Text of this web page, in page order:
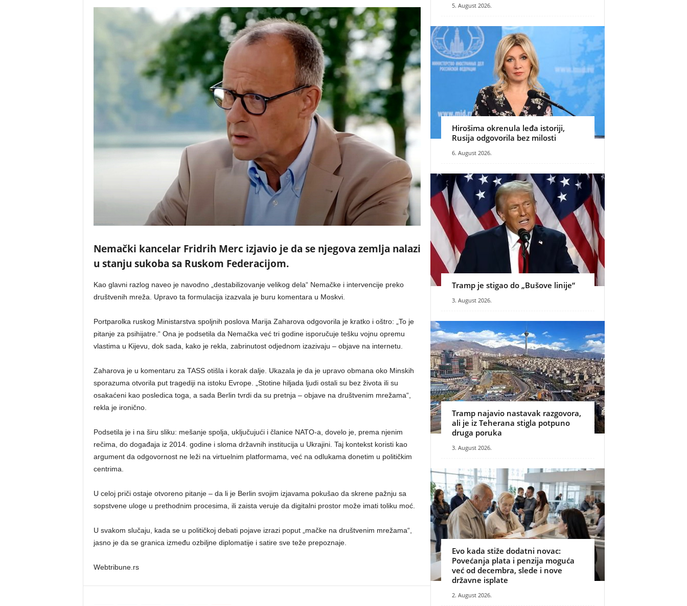
Nemački kancelar Fridrih Merc izjavio je da se njegova zemlja nalazi
u stanju sukoba sa Ruskom Federacijom.
Kao glavni razlog naveo je navodno „destabilizovanje velikog dela“ Nemačke i intervencije preko
društvenih mreža. Upravo ta formulacija izazvala je buru komentara u Moskvi.
Portparolka ruskog Ministarstva spoljnih poslova Marija Zaharova odgovorila je kratko i oštro: „To je
pitanje za psihijatre.“ Ona je podsetila da Nemačka već tri godine isporučuje tešku vojnu opremu
vlastima u Kijevu, dok sada, kako je rekla, zabrinutost odjednom izazivaju – objave na internetu.
Zaharova je u komentaru za TASS otišla i korak dalje. Ukazala je da je upravo obmana oko Minskih
sporazuma otvorila put tragediji na istoku Evrope. „Stotine hiljada ljudi ostali su bez života ili su
osakaćeni kao posledica toga, a sada Berlin tvrdi da su pretnja – objave na društvenim mrežama“,
rekla je ironično.
Podsetila je i na širu sliku: mešanje spolja, uključujući i članice NATO-a, dovelo je, prema njenim
rečima, do događaja iz 2014. godine i sloma državnih institucija u Ukrajini. Taj kontekst koristi kao
argument da odgovornost ne leži na virtuelnim platformama, već na odlukama donetim u političkim
centrima.
U celoj priči ostaje otvoreno pitanje – da li je Berlin svojim izjavama pokušao da skrene pažnju sa
sopstvene uloge u prethodnim procesima, ili zaista veruje da digitalni prostor može imati toliku moć.
U svakom slučaju, kada se u političkoj debati pojave izrazi poput „mačke na društvenim mrežama“,
jasno je da se granica između ozbiljne diplomatije i satire sve teže prepoznaje.
Webtribune.rs
5. August 2026.
Hirošima okrenula leđa istoriji,
Rusija odgovorila bez milosti
6. August 2026.
Tramp je stigao do „Bušove linije“
3. August 2026.
Tramp najavio nastavak razgovora,
ali je iz Teherana stigla potpuno
druga poruka
3. August 2026.
Evo kada stiže dodatni novac:
Povećanja plata i penzija moguća
već od decembra, slede i nove
državne isplate
2. August 2026.